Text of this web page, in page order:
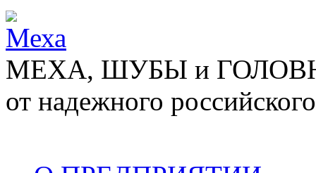
МЕХА, ШУБЫ и
от надежного